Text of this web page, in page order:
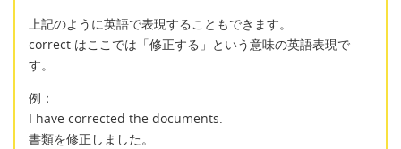
上記のように英語で表現することもできます。
correct はここでは「修正する」という意味の英語表現で
す。
例：
I have corrected the documents.
書類を修正しました。